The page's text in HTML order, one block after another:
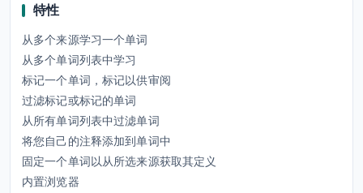
特性
从多个来源学习一个单词
从多个单词列表中学习
标记一个单词，标记以供审阅
过滤标记或标记的单词
从所有单词列表中过滤单词
将您自己的注释添加到单词中
固定一个单词以从所选来源获取其定义
内置浏览器